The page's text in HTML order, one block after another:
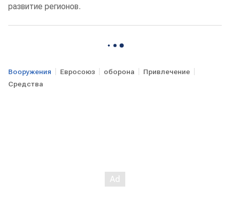
развитие регионов.
Вооружения Евросоюз оборона
Привлечение
Средства